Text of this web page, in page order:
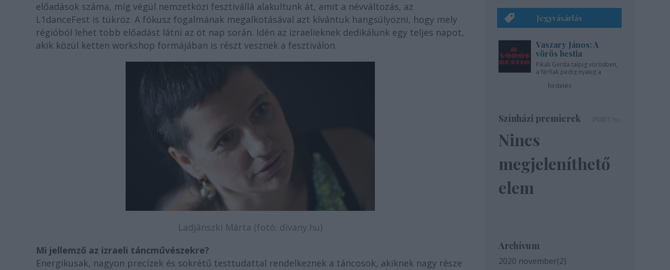
előadások száma, míg végül nemzetközi fesztivállá alakultunk át, amit a névváltozás, az
L1danceFest is tükröz. A fókusz fogalmának megalkotásával azt kívántuk hangsúlyozni, hogy mely
régióból lehet több előadást látni az öt nap során. Idén az izraelieknek dedikálunk egy teljes napot,
akik közül ketten workshop formájában is részt vesznek a fesztiválon.
Ladjánszki Márta (fotó: divany.hu)
Mi jellemző az izraeli táncművészekre?
Energikusak, nagyon precízek és sokrétű testtudattal rendelkeznek a táncosok, akiknek nagy része
Jegyvásárlás
Vaszary János: A
vörös bestia
Pikali Gerda talpig vörösben,
a férfiak pedig nyakig a
hirdetés
Színházi premierek
Nincs
megjeleníthető
elem
Archívum
2020 november(2)